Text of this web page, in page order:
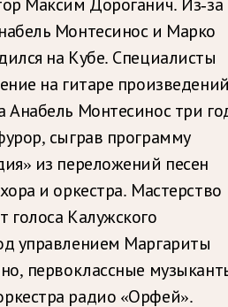
Максим Дороганич. Из-за
Монтесинос и Марко
на Кубе. Специалисты
на гитаре
Анабель Монтесинос три
сыграв программу
из переложений песен
и оркестра. Мастерство
голоса Калужского
управлением Маргариты
первоклассные
радио «Орфей».